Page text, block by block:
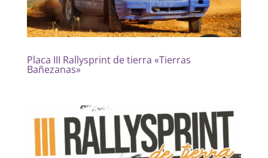
Placa III Rallysprint de tierra «Tierras
Bañezanas»